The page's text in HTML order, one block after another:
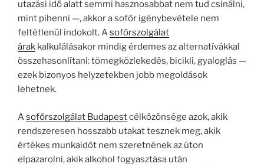
utazási idő alatt semmi hasznosabbat nem tud csinálni,
mint pihenni —, akkor a sofőr igénybevétele nem
feltétlenül indokolt. Asofőrszolgálat
árak kalkulálásakor mindig érdemes az alternatívákkal
összehasonlítani: tömegközlekedés, bicikli, gyaloglás —
ezek bizonyos helyzetekben jobb megoldások
lehetnek.
Asofőrszolgálat Budapestcélközönsége azok, akik
rendszeresen hosszabb utakat tesznek meg, akik
értékes munkaidőt nem szeretnének az úton
elpazarolni, akik alkohol fogyasztása után